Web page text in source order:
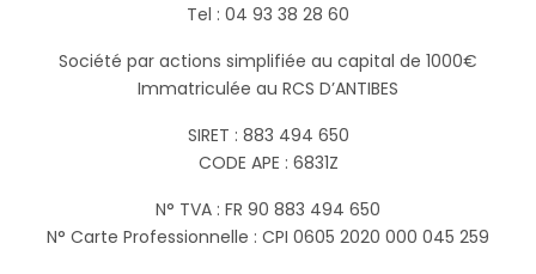
Tel : 04 93 38 28 60
Société par actions simplifiée au capital de 1000€
Immatriculée au RCS D’ANTIBES
SIRET : 883 494 650
CODE APE : 6831Z
N° TVA : FR 90 883 494 650
N° Carte Professionnelle : CPI 0605 2020 000 045 259